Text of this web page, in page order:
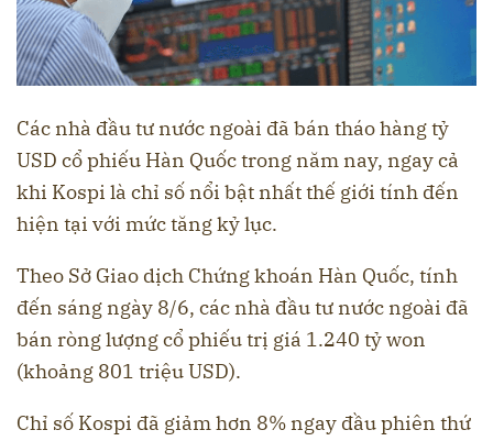
Các nhà đầu tư nước ngoài đã bán tháo hàng tỷ
USD cổ phiếu Hàn Quốc trong năm nay, ngay cả
khi Kospi là chỉ số nổi bật nhất thế giới tính đến
hiện tại với mức tăng kỷ lục.
Theo Sở Giao dịch Chứng khoán Hàn Quốc, tính
đến sáng ngày 8/6, các nhà đầu tư nước ngoài đã
bán ròng lượng cổ phiếu trị giá 1.240 tỷ won
(khoảng 801 triệu USD).
Chỉ số Kospi đã giảm hơn 8% ngay đầu phiên thứ